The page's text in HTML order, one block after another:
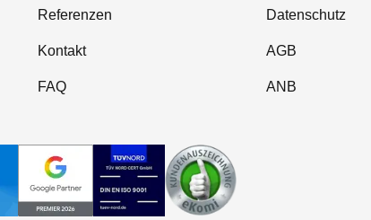
Referenzen
Kontakt
FAQ
Datenschutz
AGB
ANB